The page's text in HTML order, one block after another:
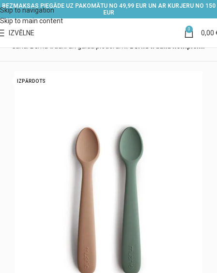
Skip to navigation
Skip to main content
BEZMAKSAS PIEGĀDE UZ PAKOMĀTU NO 49,99 EUR UN AR KURJERU NO 150
EUR
IZVĒLNE 0 0,00
IZPĀRDOTS